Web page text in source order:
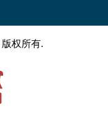
权所有.